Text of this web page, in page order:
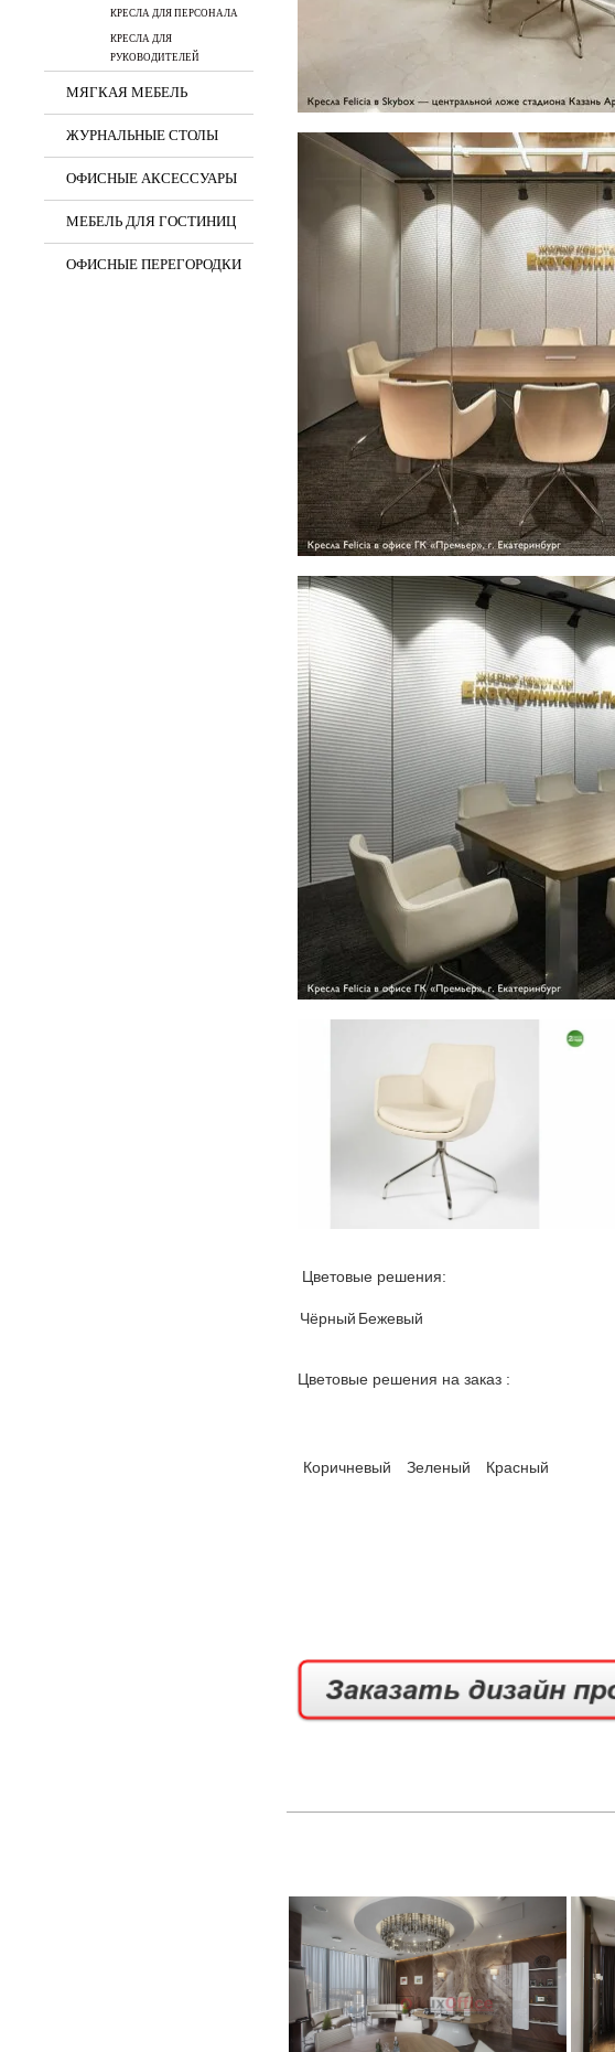
Цветовые решения:
Чёрный Бежевый
Цветовые решения на заказ :
Коричневый Зеленый Красный
КРЕСЛА ДЛЯ ПЕРСОНАЛА
КРЕСЛА ДЛЯ
РУКОВОДИТЕЛЕЙ
МЯГКАЯ МЕБЕЛЬ
ЖУРНАЛЬНЫЕ СТОЛЫ
ОФИСНЫЕ АКСЕССУАРЫ
МЕБЕЛЬ ДЛЯ ГОСТИНИЦ
ОФИСНЫЕ ПЕРЕГОРОДКИ